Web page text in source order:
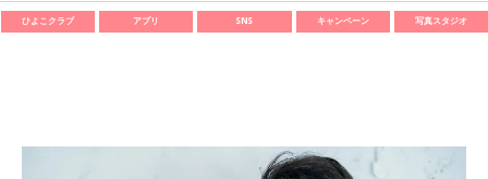
ひよこクラブ アプリ SNS キャンペーン 写真スタジオ